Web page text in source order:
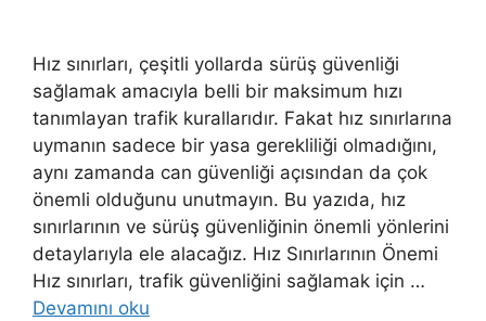
Hız sınırları, çeşitli yollarda sürüş güvenliği
sağlamak amacıyla belli bir maksimum hızı
tanımlayan trafik kurallarıdır. Fakat hız sınırlarına
uymanın sadece bir yasa gerekliliği olmadığını,
aynı zamanda can güvenliği açısından da çok
önemli olduğunu unutmayın. Bu yazıda, hız
sınırlarının ve sürüş güvenliğinin önemli yönlerini
detaylarıyla ele alacağız. Hız Sınırlarının Önemi
Hız sınırları, trafik güvenliğini sağlamak için …
Devamını oku